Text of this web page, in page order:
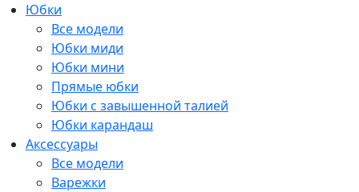
Юбки
Все модели
Юбки миди
Юбки мини
Прямые юбки
Юбки с завышенной талией
Юбки карандаш
Аксессуары
Все модели
Варежки